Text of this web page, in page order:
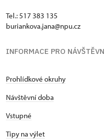
Tel.: 517 383 135
buriankova.jana@npu.cz
INFORMACE PRO
Prohlídkové okruhy
Návštěvní doba
Vstupné
Tipy na výlet